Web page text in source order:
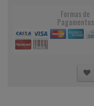
Formas de
Pagamentos